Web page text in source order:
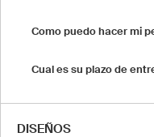
Como puedo hacer mi
Cual es su plazo de
DISEÑOS